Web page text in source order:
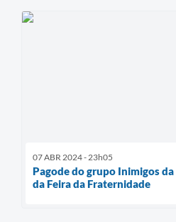
07 ABR 2024 - 23h05
Pagode do grupo Inimigos
da Feira da Fraternidade